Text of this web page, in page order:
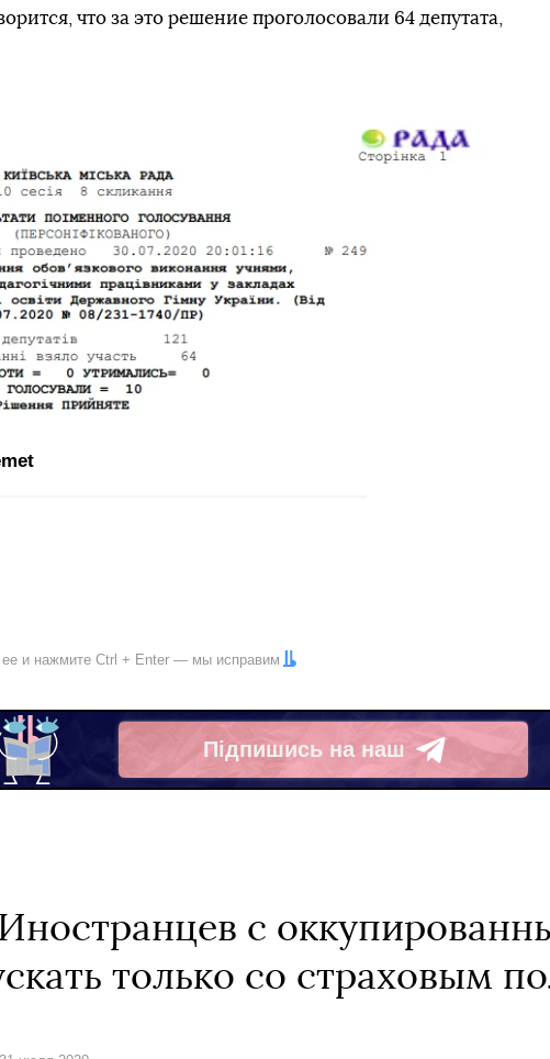
что за это решение проголосовали 64 депутата,
и нажмите Ctrl + Enter — мы исправим
Підпишись на наш
Telegram
с
только со страховым